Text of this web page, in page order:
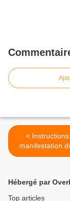
< Instructions pour la
manifestation
mai
Hébergé par
Top articles